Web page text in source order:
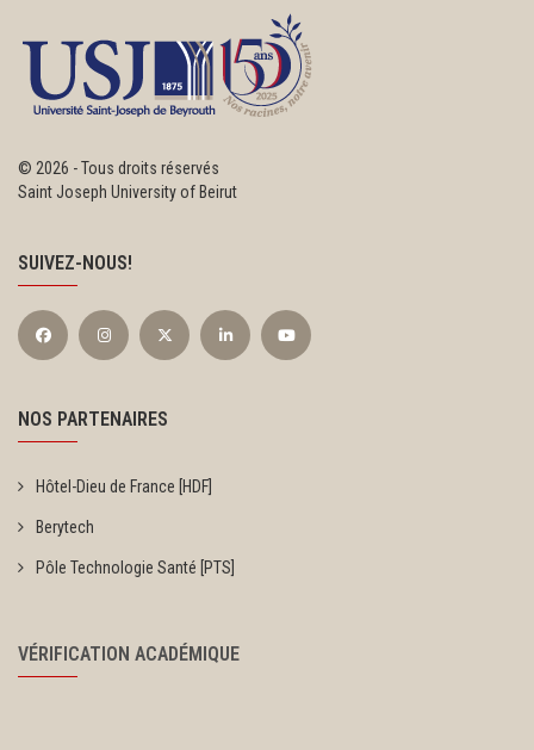
© 2026 - Tous droits réservés
Saint Joseph University of Beirut
SUIVEZ-NOUS!
NOS PARTENAIRES
Hôtel-Dieu de France [HDF]
Berytech
Pôle Technologie Santé [PTS]
VÉRIFICATION ACADÉMIQUE